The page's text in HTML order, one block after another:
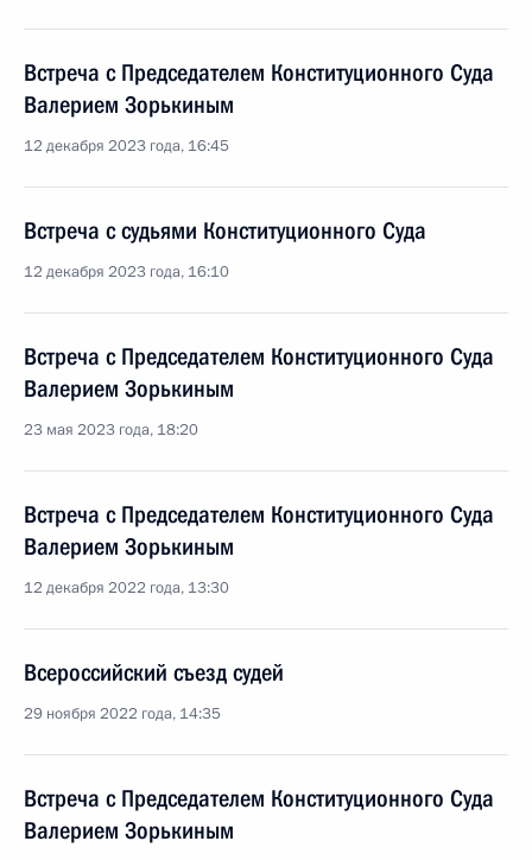
Встреча с Председателем Конституционного Суда
Валерием Зорькиным
12 декабря 2023 года, 16:45
Встреча с судьями Конституционного Суда
12 декабря 2023 года, 16:10
Встреча с Председателем Конституционного Суда
Валерием Зорькиным
23 мая 2023 года, 18:20
Встреча с Председателем Конституционного Суда
Валерием Зорькиным
12 декабря 2022 года, 13:30
Всероссийский съезд судей
29 ноября 2022 года, 14:35
Встреча с Председателем Конституционного Суда
Валерием Зорькиным